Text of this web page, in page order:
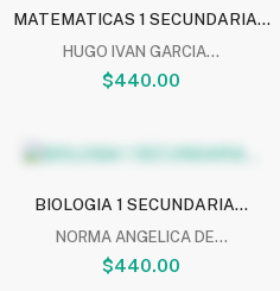
MATEMATICAS 1 SECUNDARIA...
HUGO IVAN GARCIA...
$440.00
BIOLOGIA 1 SECUNDARIA...
NORMA ANGELICA DE...
$440.00